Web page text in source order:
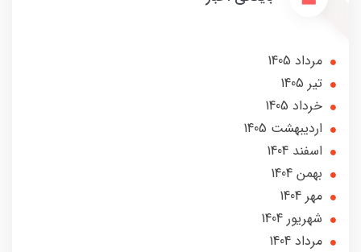
مرداد 1405
تير 1405
خرداد 1405
ارديبهشت 1405
اسفند 1404
بهمن 1404
مهر 1404
شهریور 1404
مرداد 1404